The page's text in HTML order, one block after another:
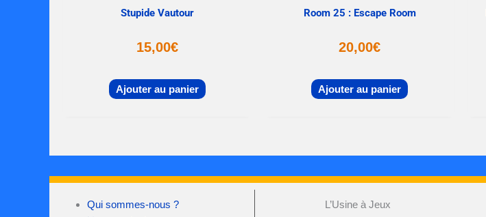
Stupide Vautour
15,00€
Ajouter au panier
Room 25 : Escape Room
20,00€
Ajouter au panier
Qui sommes-nous ?
L’Usine à Jeux